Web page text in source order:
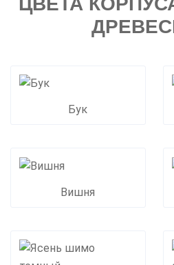
Бук
Вишня